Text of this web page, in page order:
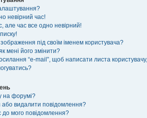
невірний час!
але час все одно невірний!
під своїм іменем користувача?
мені його змінити?
“e-mail”, щоб написати листа користувачу,
на форумі?
або видалити повідомлення?
до мого повідомлення?